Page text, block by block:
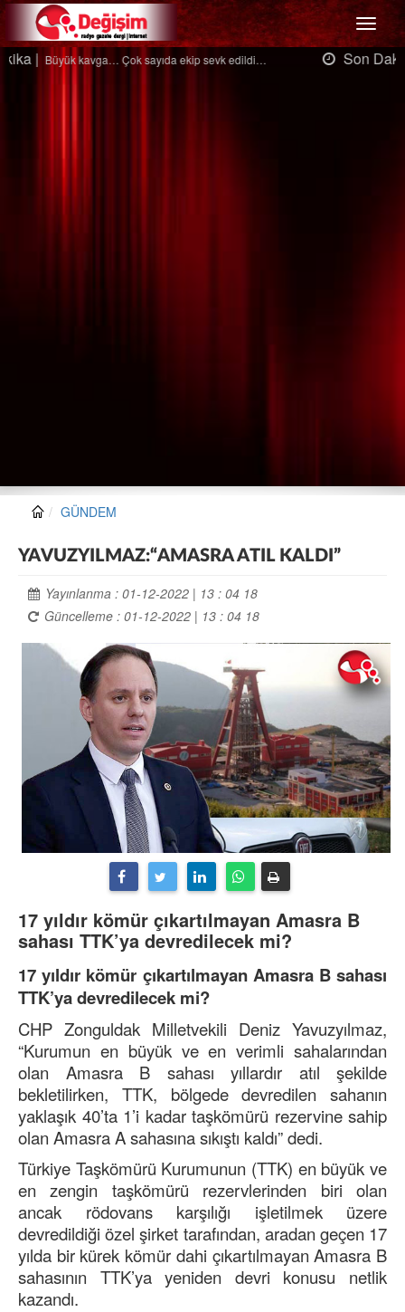
Menü
Son Dakika | Ağaçtan düştü…
GÜNDEM
YAVUZYILMAZ:“AMASRA ATIL KALDI”
Yayınlanma : 01-12-2022 | 13 : 04 18
Güncelleme : 01-12-2022 | 13 : 04 18
17 yıldır kömür çıkartılmayan Amasra B
sahası TTK’ya devredilecek mi?
17 yıldır kömür çıkartılmayan Amasra B sahası
TTK’ya devredilecek mi?
CHP Zonguldak Milletvekili Deniz Yavuzyılmaz,
“Kurumun en büyük ve en verimli sahalarından
olan Amasra B sahası yıllardır atıl şekilde
bekletilirken, TTK, bölgede devredilen sahanın
yaklaşık 40’ta 1’i kadar taşkömürü rezervine sahip
olan Amasra A sahasına sıkıştı kaldı” dedi.
Türkiye Taşkömürü Kurumunun (TTK) en büyük ve
en zengin taşkömürü rezervlerinden biri olan
ancak rödovans karşılığı işletilmek üzere
devredildiği özel şirket tarafından, aradan geçen 17
yılda bir kürek kömür dahi çıkartılmayan Amasra B
sahasının TTK’ya yeniden devri konusu netlik
kazandı.